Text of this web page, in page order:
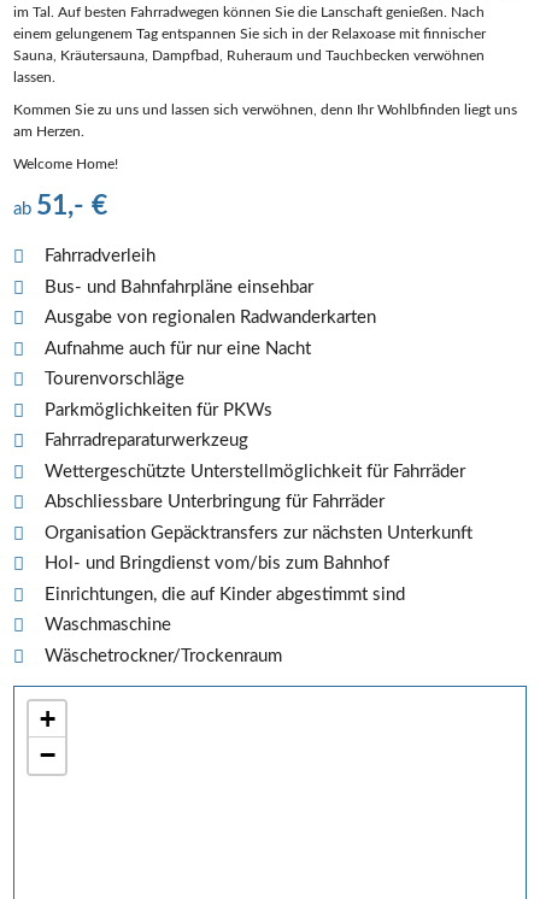
+
−
im Tal. Auf besten Fahrradwegen können Sie die Lanschaft genießen. Nach
einem gelungenem Tag entspannen Sie sich in der Relaxoase mit finnischer
Sauna, Kräutersauna, Dampfbad, Ruheraum und Tauchbecken verwöhnen
lassen.
Kommen Sie zu uns und lassen sich verwöhnen, denn Ihr Wohlbfinden liegt uns
am Herzen.
Welcome Home!
ab 51,- €
Fahrradverleih
Bus- und Bahnfahrpläne einsehbar
Ausgabe von regionalen Radwanderkarten
Aufnahme auch für nur eine Nacht
Tourenvorschläge
Parkmöglichkeiten für PKWs
Fahrradreparaturwerkzeug
Wettergeschützte Unterstellmöglichkeit für Fahrräder
Abschliessbare Unterbringung für Fahrräder
Organisation Gepäcktransfers zur nächsten Unterkunft
Hol- und Bringdienst vom/bis zum Bahnhof
Einrichtungen, die auf Kinder abgestimmt sind
Waschmaschine
Wäschetrockner/Trockenraum